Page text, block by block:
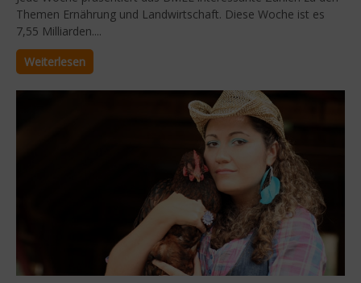
Themen Ernährung und Landwirtschaft. Diese Woche ist es
7,55 Milliarden....
Weiterlesen